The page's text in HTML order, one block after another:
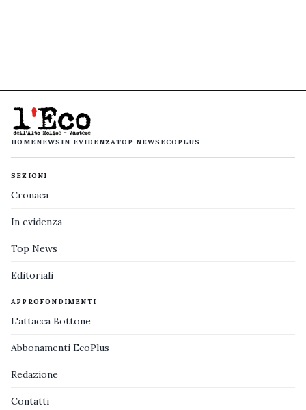
HOMENEWS IN EVIDENZATOP NEWS ECOPLUS
SEZIONI
Cronaca
In evidenza
Top News
Editoriali
APPROFONDIMENTI
L'attacca Bottone
Abbonamenti EcoPlus
Redazione
Contatti